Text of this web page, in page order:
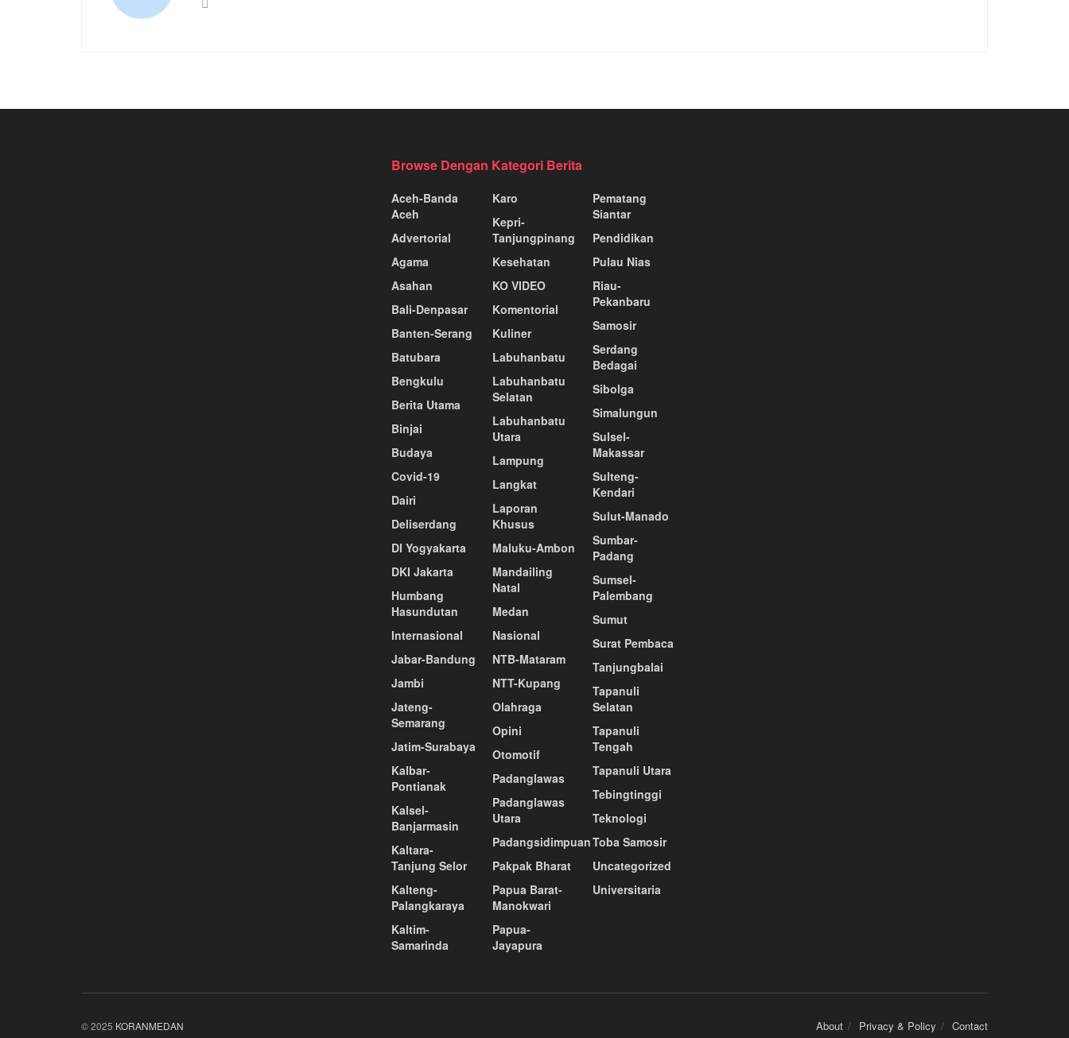
Browse Dengan Kategori Berita
Aceh-Banda
Aceh
Advertorial
Agama
Asahan
Bali-Denpasar
Banten-Serang
Batubara
Bengkulu
Berita Utama
Binjai
Budaya
Covid-19
Dairi
Deliserdang
DI Yogyakarta
DKI Jakarta
Humbang
Hasundutan
Internasional
Jabar-Bandung
Jambi
Jateng-
Semarang
Jatim-Surabaya
Kalbar-
Pontianak
Kalsel-
Banjarmasin
Kaltara-
Tanjung Selor
Kalteng-
Palangkaraya
Kaltim-
Samarinda
Karo
Kepri-
Tanjungpinang
Kesehatan
KO VIDEO
Komentorial
Kuliner
Labuhanbatu
Labuhanbatu
Selatan
Labuhanbatu
Utara
Lampung
Langkat
Laporan
Khusus
Maluku-Ambon
Mandailing
Natal
Medan
Nasional
NTB-Mataram
NTT-Kupang
Olahraga
Opini
Otomotif
Padanglawas
Padanglawas
Utara
Padangsidimpuan
Pakpak Bharat
Papua Barat-
Manokwari
Papua-
Jayapura
Pematang
Siantar
Pendidikan
Pulau Nias
Riau-
Pekanbaru
Samosir
Serdang
Bedagai
Sibolga
Simalungun
Sulsel-
Makassar
Sulteng-
Kendari
Sulut-Manado
Sumbar-
Padang
Sumsel-
Palembang
Sumut
Surat Pembaca
Tanjungbalai
Tapanuli
Selatan
Tapanuli
Tengah
Tapanuli Utara
Tebingtinggi
Teknologi
Toba Samosir
Uncategorized
Universitaria
About Privacy & Policy Contact
© 2025 KORANMEDAN